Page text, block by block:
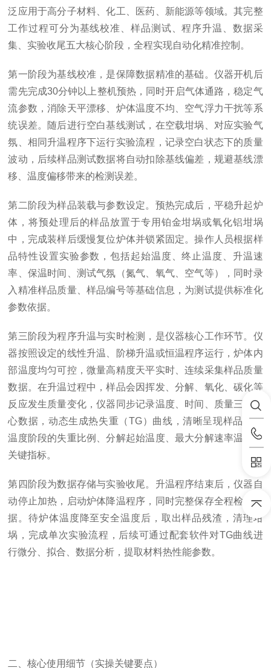
泛应用于高分子材料、化工、医药、新能源等领域。其完整
工作过程可分为基线校准、样品测试、程序升温、数据采
集、实验收尾五大核心阶段，全程实现自动化精准控制。
第一阶段为基线校准，是保障数据精准的基础。仪器开机后
需先完成30分钟以上整机预热，同时开启气体通路，稳定气
流参数，消除天平漂移、炉体温度不均、空气浮力干扰等系
统误差。随后进行空白基线测试，在空载坩埚、对应实验气
氛、相同升温程序下运行实验流程，记录空白状态下的质量
波动，后续样品测试数据将自动扣除基线偏差，规避基线漂
移、温度偏移带来的检测误差。
第二阶段为样品装载与参数设定。预热完成后，平稳升起炉
体，将预处理后的样品放置于专用铂金坩埚或氧化铝坩埚
中，完成装样后缓慢复位炉体并锁紧固定。操作人员根据样
品特性设置实验参数，包括起始温度、终止温度、升温速
率、保温时间、测试气氛（氮气、氧气、空气等），同时录
入精准样品质量、样品编号等基础信息，为测试提供标准化
参数依据。
第三阶段为程序升温与实时检测，是仪器核心工作环节。仪
器按照设定的线性升温、阶梯升温或恒温程序运行，炉体内
部温度均匀可控，微量高精度天平实时、连续采集样品质量
数据。在升温过程中，样品会因挥发、分解、氧化、碳化等
反应发生质量变化，仪器同步记录温度、时间、质量三组核
心数据，动态生成热失重（TG）曲线，清晰呈现样品不同
温度阶段的失重比例、分解起始温度、最大分解速率温度等
关键指标。
第四阶段为数据存储与实验收尾。升温程序结束后，仪器自
动停止加热，启动炉体降温程序，同时完整保存全程检测数
据。待炉体温度降至安全温度后，取出样品残渣，清理坩
埚，完成单次实验流程，后续可通过配套软件对TG曲线进
行微分、拟合、数据分析，提取材料热性能参数。
二、核心使用细节（实操关键要点）